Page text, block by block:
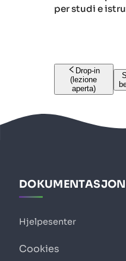
per studi e
Drop-in
(lezione
aperta)
DOKUMENTASJON
Hjelpesenter
Cookies